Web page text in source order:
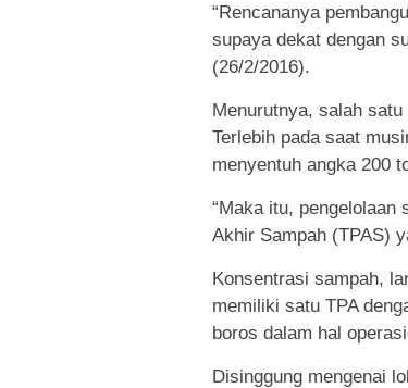
“Rencananya
supaya dekat dengan
(26/2/2016).
Menurutnya, salah
Terlebih pada saat
menyentuh angka 200
“Maka itu, pengelolaan
Akhir Sampah (TPAS)
Konsentrasi sampah,
memiliki satu TPA
boros dalam hal
Disinggung mengenai